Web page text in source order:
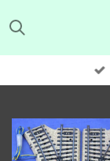
direct
hoofdinhoud